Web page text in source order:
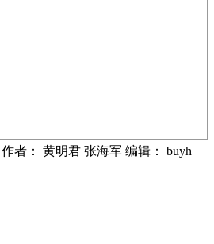
作者： 黄明君 张海军 编辑： buyh